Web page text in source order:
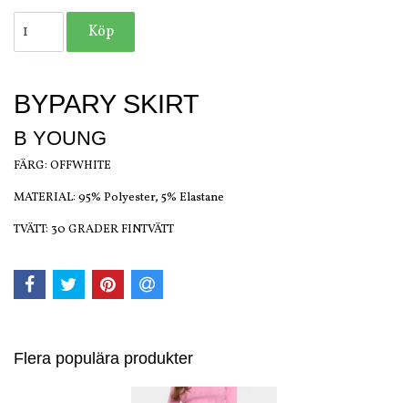
BYPARY SKIRT
B YOUNG
FÄRG: OFFWHITE
MATERIAL: 95% Polyester, 5% Elastane
TVÄTT: 30 GRADER FINTVÄTT
Flera populära produkter